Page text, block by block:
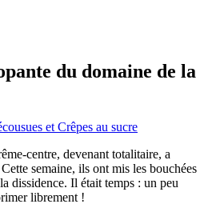
du domaine de la
et Crêpes au sucre
centre, devenant totalitaire, a
semaine, ils ont mis les bouchées
dissidence. Il était temps : un peu
librement !